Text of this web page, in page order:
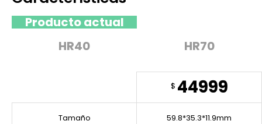
Producto actual
HR40
HR70
$ 44999
Tamaño 59.8*35.3*11.9mm